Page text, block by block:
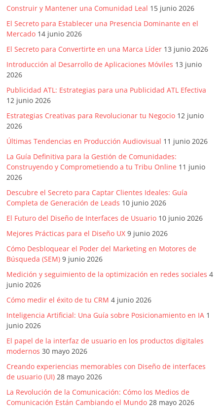
Construir y Mantener una Comunidad Leal 15 junio 2026
El Secreto para Establecer una Presencia Dominante en el
Mercado 14 junio 2026
El Secreto para Convertirte en una Marca Líder 13 junio 2026
Introducción al Desarrollo de Aplicaciones Móviles 13 junio
2026
Publicidad ATL: Estrategias para una Publicidad ATL Efectiva
12 junio 2026
Estrategias Creativas para Revolucionar tu Negocio 12 junio
2026
Últimas Tendencias en Producción Audiovisual 11 junio 2026
La Guía Definitiva para la Gestión de Comunidades:
Construyendo y Comprometiendo a tu Tribu Online 11 junio
2026
Descubre el Secreto para Captar Clientes Ideales: Guía
Completa de Generación de Leads 10 junio 2026
El Futuro del Diseño de Interfaces de Usuario 10 junio 2026
Mejores Prácticas para el Diseño UX 9 junio 2026
Cómo Desbloquear el Poder del Marketing en Motores de
Búsqueda (SEM) 9 junio 2026
Medición y seguimiento de la optimización en redes sociales 4
junio 2026
Cómo medir el éxito de tu CRM 4 junio 2026
Inteligencia Artificial: Una Guía sobre Posicionamiento en IA 1
junio 2026
El papel de la interfaz de usuario en los productos digitales
modernos 30 mayo 2026
Creando experiencias memorables con Diseño de interfaces
de usuario (UI) 28 mayo 2026
La Revolución de la Comunicación: Cómo los Medios de
Comunicación Están Cambiando el Mundo 28 mayo 2026